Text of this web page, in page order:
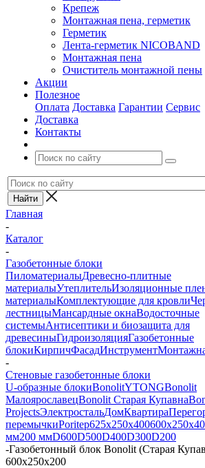
Крепеж
Монтажная пена, герметик
Герметик
Лента-герметик NICOBAND
Монтажная пена
Очиститель монтажной пены
Акции
Полезное
Оплата Доставка Гарантии Сервис
Доставка
Контакты
Главная
-
Каталог
-
Газобетонные блоки
ПиломатериалыДревесно-плитные
материалыУтеплительИзоляционные
материалыКомплектующие для кровли
лестницыМансардные окнаВодосточные
системыАнтисептики и биозащита для
древесиныГидроизоляцияГазобетонные
блокиКирпичФасадИнструмент
-
Стеновые газобетонные блоки
U-образные блокиBonolitYTONGBonolit
МалоярославецBonolit Старая Купавна
ProjectsЭлектростальДомКвартира
перемычкиPoritep625x250x400
мм200 ммD600D500D400D300D200
-Газобетонный блок Bonolit (Старая
600х250х200